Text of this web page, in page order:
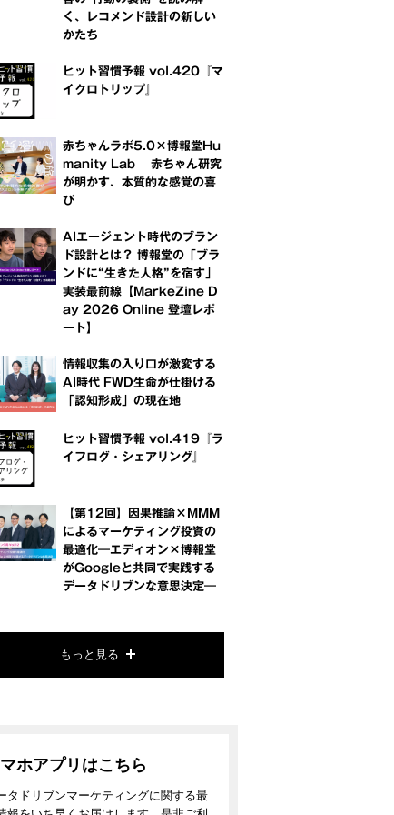
く、レコメンド設計の新しい
かたち
ヒット習慣予報 vol.420『マ
イクロトリップ』
赤ちゃんラボ5.0×博報堂Hu
manity Lab 赤ちゃん研究
が明かす、本質的な感覚の喜
び
AIエージェント時代のブラン
ド設計とは？ 博報堂の「ブラ
ンドに“生きた人格”を宿す」
実装最前線【MarkeZine D
ay 2026 Online 登壇レポ
ート】
情報収集の入り口が激変する
AI時代 FWD生命が仕掛ける
「認知形成」の現在地
ヒット習慣予報 vol.419『ラ
イフログ・シェアリング』
【第12回】因果推論×MMM
によるマーケティング投資の
最適化―エディオン×博報堂
がGoogleと共同で実践する
データドリブンな意思決定―
もっと見る
ホアプリはこちら
タドリブンマーケティングに関する最